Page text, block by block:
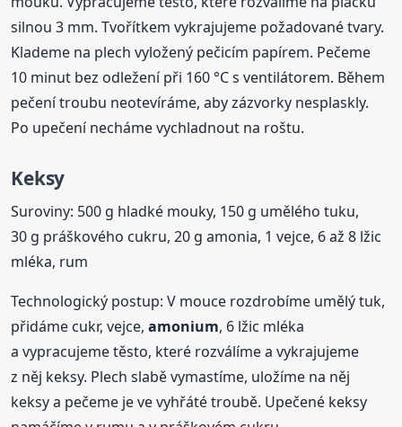
silnou 3 mm. Tvořítkem vykrajujeme požadované tvary.
Klademe na plech vyložený pečicím papírem. Pečeme
10 minut bez odležení při 160 °C s ventilátorem. Během
pečení troubu neotevíráme, aby zázvorky nesplaskly.
Po upečení necháme vychladnout na roštu.
Keksy
Suroviny: 500 g hladké mouky, 150 g umělého tuku,
30 g práškového cukru, 20 g amonia, 1 vejce, 6 až 8 lžic
mléka, rum
Technologický postup: V mouce rozdrobíme umělý tuk,
přidáme cukr, vejce,amonium, 6 lžic mléka
a vypracujeme těsto, které rozválíme a vykrajujeme
z něj keksy. Plech slabě vymastíme, uložíme na něj
keksy a pečeme je ve vyhřáté troubě. Upečené keksy